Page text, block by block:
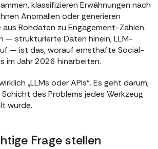
klassifizieren Erwähnungen nach
Anomalien oder generieren
aus Rohdaten zu Engagement-Zahlen.
— strukturierte Daten hinein, LLM-
— ist das, worauf ernsthafte Social-
im Jahr 2026 hinarbeiten.
„LLMs oder APIs“. Es geht darum,
des Problems jedes Werkzeug
wurde.
Frage stellen